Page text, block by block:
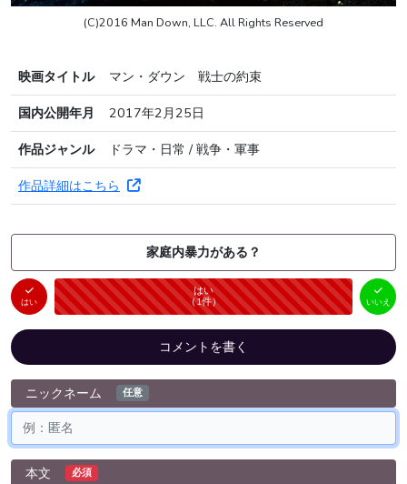
(C)2016 Man Down, LLC. All Rights Reserved
映画タイトル
マン・ダウン 戦士の約束
国内公開年月
2017年2月25日
作品ジャンル
ドラマ・日常 / 戦争・軍事
作品詳細はこちら
家庭内暴力がある？
はい
はい
（1件） 未投票
いいえ
（ 0件）
いいえ
コメントを書く
ニックネーム 任意
本文 必須